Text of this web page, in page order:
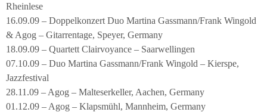
Rheinlese
16.09.09 – Doppelkonzert Duo Martina Gassmann/Frank Wingold
& Agog – Gitarrentage, Speyer, Germany
18.09.09 – Quartett Clairvoyance – Saarwellingen
07.10.09 – Duo Martina Gassmann/Frank Wingold – Kierspe,
Jazzfestival
28.11.09 – Agog – Malteserkeller, Aachen, Germany
01.12.09 – Agog – Klapsmühl, Mannheim, Germany